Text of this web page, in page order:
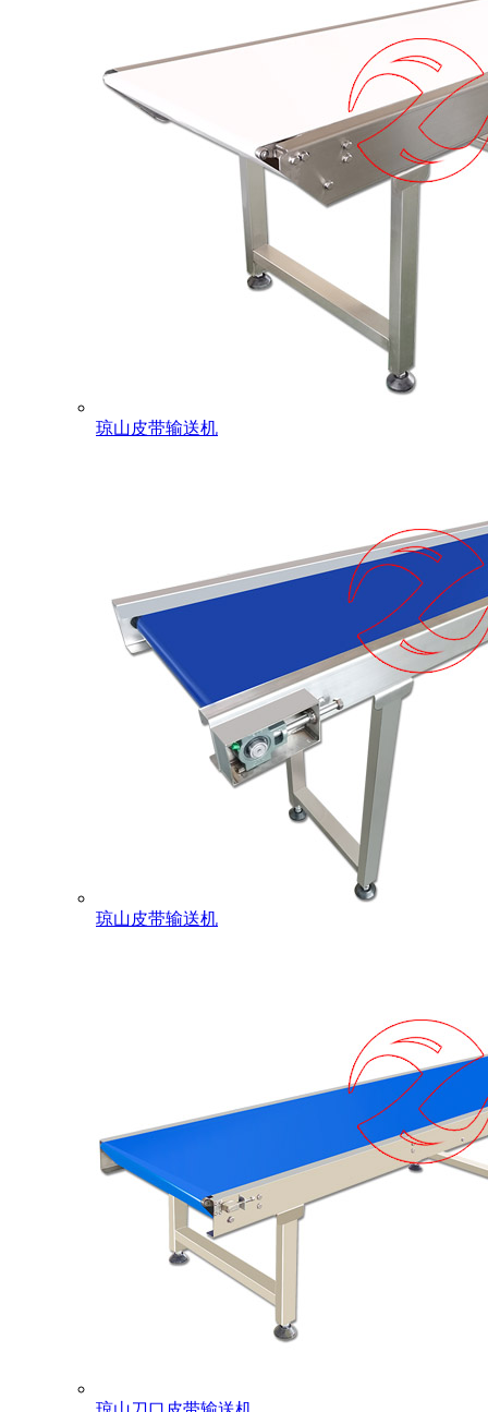
琼山皮带输送机
琼山皮带输送机